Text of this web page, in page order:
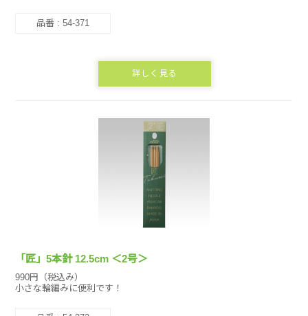
品番 : 54-371
詳しく見る
「匠」5本針 12.5cm ＜2号＞
990円（税込み）
小さな輪編みに便利です！